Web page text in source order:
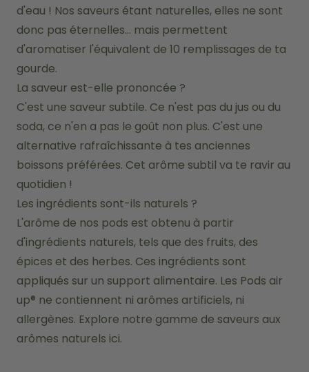
d'eau ! Nos saveurs étant naturelles, elles ne sont
donc pas éternelles... mais permettent
d'aromatiser l'équivalent de 10 remplissages de ta
gourde.
La saveur est-elle prononcée ?
C'est une saveur subtile. Ce n'est pas du jus ou du
soda, ce n'en a pas le goût non plus. C'est une
alternative rafraîchissante à tes anciennes
boissons préférées. Cet arôme subtil va te ravir au
quotidien !
Les ingrédients sont-ils naturels ?
L'arôme de nos pods est obtenu à partir
d'ingrédients naturels, tels que des fruits, des
épices et des herbes. Ces ingrédients sont
appliqués sur un support alimentaire. Les Pods air
up® ne contiennent ni arômes artificiels, ni
allergènes. Explore notre gamme de saveurs aux
arômes naturels ici.